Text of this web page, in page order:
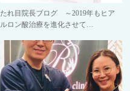
たれ目院長ブログ ～2019年もヒア
ルロン酸治療を進化させて…